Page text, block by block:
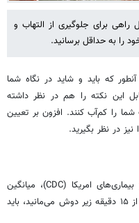
برای جلوگیری از التهاب و
را به حداقل برسانید.
که باید و شاید در نگاه شما
این نکته را هم در نظر داشته
را کم‌آب کنند. افزون بر تعیین
در نظر بگیرید.
بر اساس گزارش مرکز کنترل و پیشگیری از بیماری‌های امریکا (CDC)، میانگین
زمان دوش گرفتن ۸ دقیقه است و اگر بیش از ۱۵ دقیقه زیر دوش می‌مانید، باید